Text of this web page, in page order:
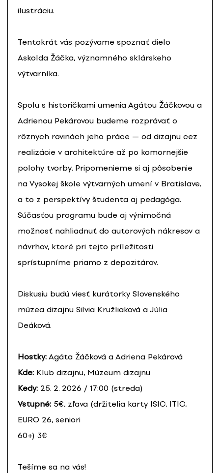
ilustráciu.
Tentokrát vás pozývame spoznať dielo
Askolda Žáčka, významného sklárskeho
výtvarníka.
Spolu s historičkami umenia Agátou Žáčkovou a
Adrienou Pekárovou budeme rozprávať o
rôznych rovinách jeho práce — od dizajnu cez
realizácie v architektúre až po komornejšie
polohy tvorby. Pripomenieme si aj pôsobenie
na Vysokej škole výtvarných umení v Bratislave,
a to z perspektívy študenta aj pedagóga.
Súčasťou programu bude aj výnimočná
možnosť nahliadnuť do autorových nákresov a
návrhov, ktoré pri tejto príležitosti
sprístupníme priamo z depozitárov.
Diskusiu budú viesť kurátorky Slovenského
múzea dizajnu Silvia Kružliaková a Júlia
Deáková.
Hostky: Agáta Žáčková a Adriena Pekárová
Kde: Klub dizajnu, Múzeum dizajnu
Kedy: 25. 2. 2026 / 17:00 (streda)
Vstupné: 5€, zľava (držitelia karty ISIC, ITIC,
EURO 26, seniori
60+) 3€
Tešíme sa na vás!